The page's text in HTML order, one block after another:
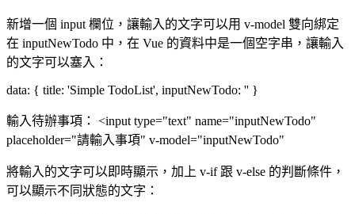
新增一個 input 欄位，讓輸入的文字可以用 v-model 雙向綁定
在 inputNewTodo 中，在 Vue 的資料中是一個空字串，讓輸入
的文字可以塞入：
data: { title: 'Simple TodoList', inputNewTodo: '' }
輸入待辦事項： <input type="text" name="inputNewTodo"
placeholder="請輸入事項" v-model="inputNewTodo"
將輸入的文字可以即時顯示，加上 v-if 跟 v-else 的判斷條件，
可以顯示不同狀態的文字：